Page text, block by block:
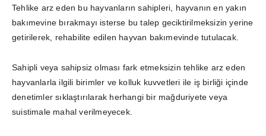
Tehlike arz eden bu hayvanların sahipleri, hayvanın en yakın
bakımevine bırakmayı isterse bu talep geciktirilmeksizin yerine
getirilerek, rehabilite edilen hayvan bakımevinde tutulacak.
Sahipli veya sahipsiz olması fark etmeksizin tehlike arz eden
hayvanlarla ilgili birimler ve kolluk kuvvetleri ile iş birliği içinde
denetimler sıklaştırılarak herhangi bir mağduriyete veya
suistimale mahal verilmeyecek.